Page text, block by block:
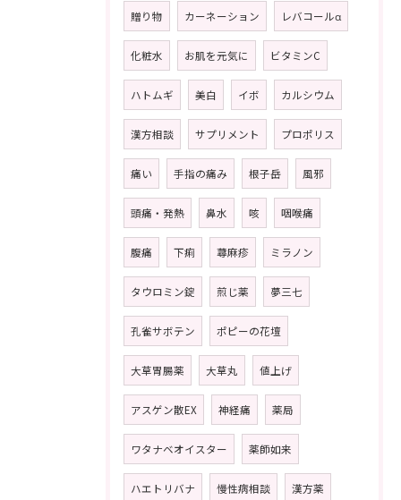
贈り物 カーネーション レバコールα
化粧水 お肌を元気に ビタミンC
ハトムギ 美白 イボ カルシウム
漢方相談 サプリメント プロポリス
痛い 手指の痛み 根子岳 風邪
頭痛・発熱 鼻水 咳 咽喉痛
腹痛 下痢 蕁麻疹 ミラノン
タウロミン錠 煎じ薬 夢三七
孔雀サボテン ポピーの花壇
大草胃腸薬 大草丸 値上げ
アスゲン散EX 神経痛 薬局
ワタナベオイスター 薬師如来
ハエトリバナ 慢性病相談 漢方薬